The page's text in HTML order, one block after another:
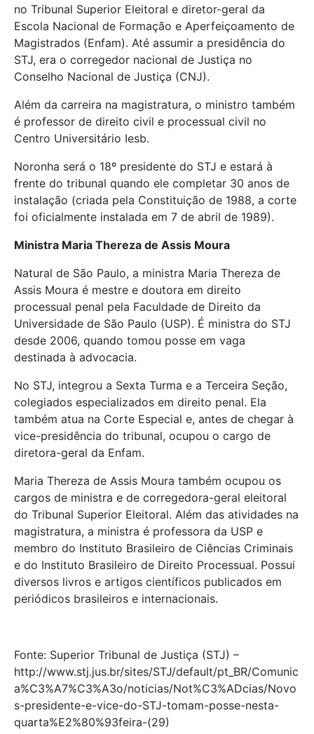
no Tribunal Superior Eleitoral e diretor-geral da
Escola Nacional de Formação e Aperfeiçoamento de
Magistrados (Enfam). Até assumir a presidência do
STJ, era o corregedor nacional de Justiça no
Conselho Nacional de Justiça (CNJ).
Além da carreira na magistratura, o ministro também
é professor de direito civil e processual civil no
Centro Universitário Iesb.
Noronha será o 18º presidente do STJ e estará à
frente do tribunal quando ele completar 30 anos de
instalação (criada pela Constituição de 1988, a corte
foi oficialmente instalada em 7 de abril de 1989).
Ministra Maria Thereza de Assis Moura
Natural de São Paulo, a ministra Maria Thereza de
Assis Moura é mestre e doutora em direito
processual penal pela Faculdade de Direito da
Universidade de São Paulo (USP). É ministra do STJ
desde 2006, quando tomou posse em vaga
destinada à advocacia.
No STJ, integrou a Sexta Turma e a Terceira Seção,
colegiados especializados em direito penal. Ela
também atua na Corte Especial e, antes de chegar à
vice-presidência do tribunal, ocupou o cargo de
diretora-geral da Enfam.
Maria Thereza de Assis Moura também ocupou os
cargos de ministra e de corregedora-geral eleitoral
do Tribunal Superior Eleitoral. Além das atividades na
magistratura, a ministra é professora da USP e
membro do Instituto Brasileiro de Ciências Criminais
e do Instituto Brasileiro de Direito Processual. Possui
diversos livros e artigos científicos publicados em
periódicos brasileiros e internacionais.
Fonte: Superior Tribunal de Justiça (STJ) –
http://www.stj.jus.br/sites/STJ/default/pt_BR/Comunic
a%C3%A7%C3%A3o/noticias/Not%C3%ADcias/Novo
s-presidente-e-vice-do-STJ-tomam-posse-nesta-
quarta%E2%80%93feira-(29)